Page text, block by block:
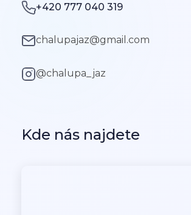
+420 777 040 319
chalupajaz@gmail.com
@chalupa_jaz
Kde nás najdete